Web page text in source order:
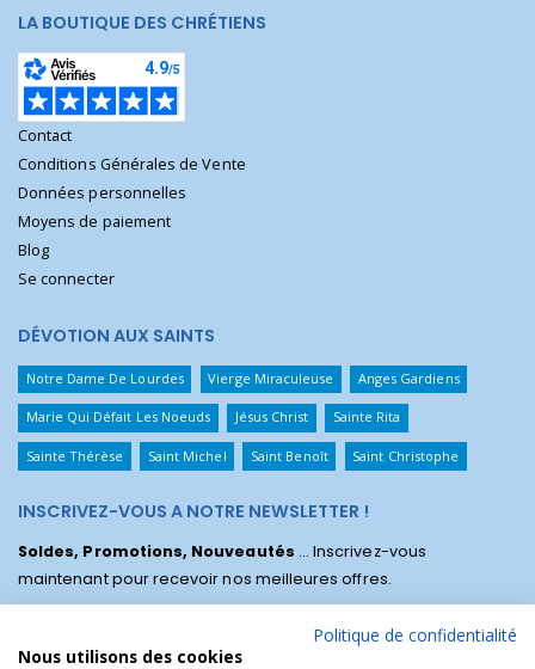
LA BOUTIQUE DES CHRÉTIENS
Contact
Conditions Générales de Vente
Données personnelles
Moyens de paiement
Blog
Se connecter
DÉVOTION AUX SAINTS
Notre Dame De Lourdes Vierge Miraculeuse Anges Gardiens
Marie Qui Défait Les Noeuds Jésus Christ Sainte Rita
Sainte Thérèse Saint Michel Saint Benoît Saint Christophe
INSCRIVEZ-VOUS A NOTRE NEWSLETTER !
Soldes, Promotions, Nouveautés ... Inscrivez-vous
maintenant pour recevoir nos meilleures offres.
Politique de confidentialité
Nous utilisons des cookies